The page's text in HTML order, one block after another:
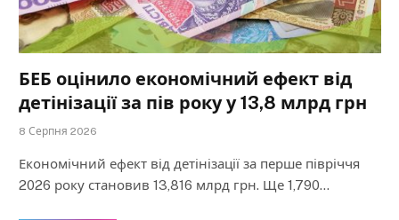
БЕБ оцінило економічний ефект від
детінізації за пів року у 13,8 млрд грн
8 Серпня 2026
Економічний ефект від детінізації за перше півріччя
2026 року становив 13,816 млрд грн. Ще 1,790…